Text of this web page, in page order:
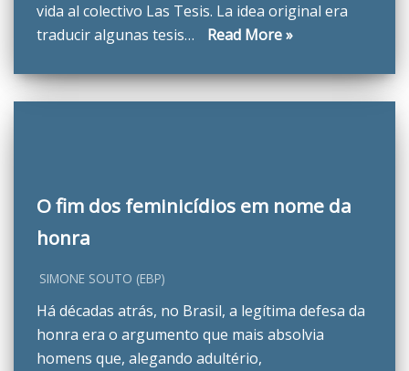
vida al colectivo Las Tesis. La idea original era
traducir algunas tesis…
Read More »
O fim dos feminicídios em nome da
honra
SIMONE SOUTO (EBP)
Há décadas atrás, no Brasil, a legítima defesa da
honra era o argumento que mais absolvia
homens que, alegando adultério,